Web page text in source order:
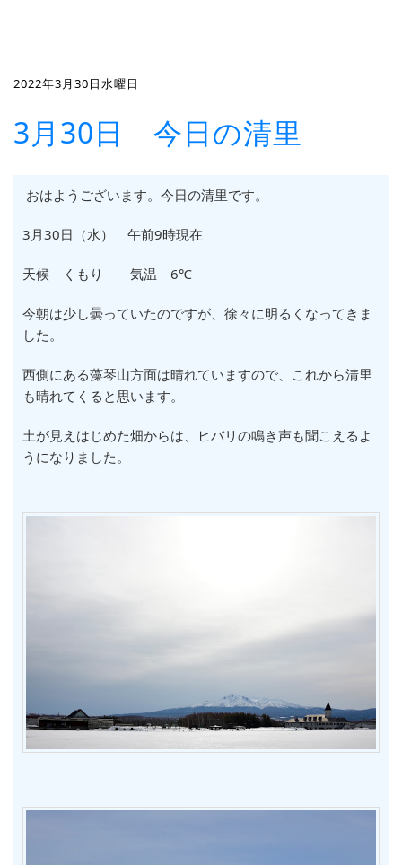
2022年3月30日水曜日
3月30日 今日の清里
おはようございます。今日の清里です。
3月30日（水） 午前9時現在
天候 くもり 気温 6℃
今朝は少し曇っていたのですが、徐々に明るくなってきま
した。
西側にある藻琴山方面は晴れていますので、これから清里
も晴れてくると思います。
土が見えはじめた畑からは、ヒバリの鳴き声も聞こえるよ
うになりました。